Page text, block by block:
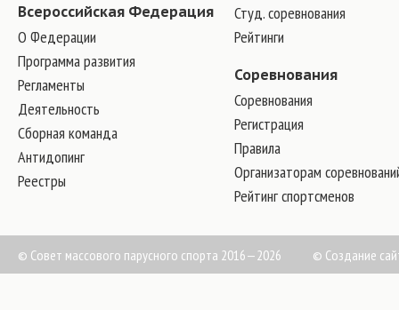
Всероссийская Федерация
О Федерации
Программа развития
Регламенты
Деятельность
Сборная команда
Антидопинг
Реестры
Студ. соревнования
Рейтинги
Соревнования
Соревнования
Регистрация
Правила
Организаторам
Рейтинг спортсменов
© Совет массового парусного спорта 2016—2026 © Создание